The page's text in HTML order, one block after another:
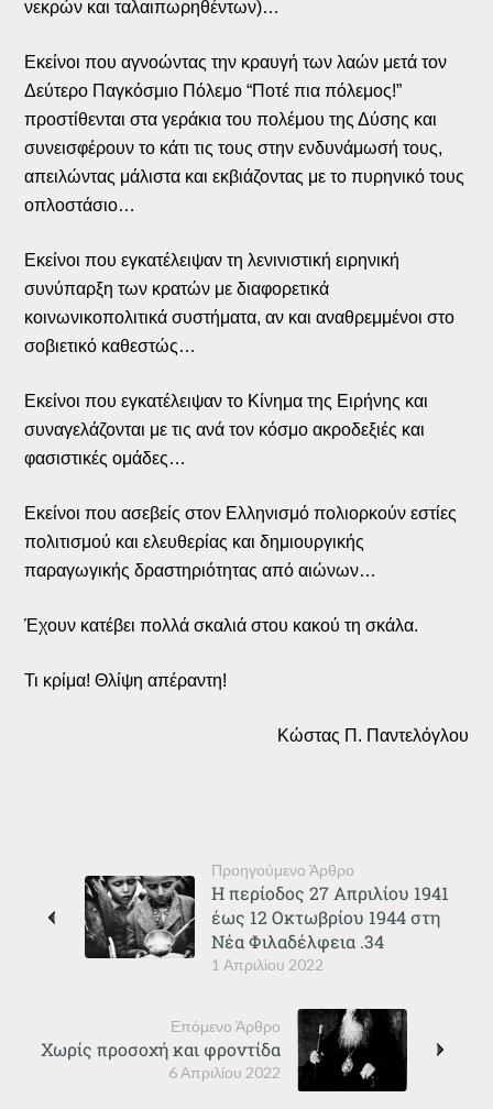
νεκρών και ταλαιπωρηθέντων)…
Εκείνοι που αγνοώντας την κραυγή των λαών μετά τον
Δεύτερο Παγκόσμιο Πόλεμο “Ποτέ πια πόλεμος!”
προστίθενται στα γεράκια του πολέμου της Δύσης και
συνεισφέρουν το κάτι τις τους στην ενδυνάμωσή τους,
απειλώντας μάλιστα και εκβιάζοντας με το πυρηνικό τους
οπλοστάσιο…
Εκείνοι που εγκατέλειψαν τη λενινιστική ειρηνική
συνύπαρξη των κρατών με διαφορετικά
κοινωνικοπολιτικά συστήματα, αν και αναθρεμμένοι στο
σοβιετικό καθεστώς…
Εκείνοι που εγκατέλειψαν το Κίνημα της Ειρήνης και
συναγελάζονται με τις ανά τον κόσμο ακροδεξιές και
φασιστικές ομάδες…
Εκείνοι που ασεβείς στον Ελληνισμό πολιορκούν εστίες
πολιτισμού και ελευθερίας και δημιουργικής
παραγωγικής δραστηριότητας από αιώνων…
Έχουν κατέβει πολλά σκαλιά στου κακού τη σκάλα.
Τι κρίμα! Θλίψη απέραντη!
Κώστας Π. Παντελόγλου
Προηγούμενο Άρθρο
1 Απριλίου 2022
Η περίοδος 27 Απριλίου 1941
έως 12 Οκτωβρίου 1944 στη
Νέα Φιλαδέλφεια .34
Επόμενο Άρθρο
6 Απριλίου 2022
Χωρίς προσοχή και φροντίδα